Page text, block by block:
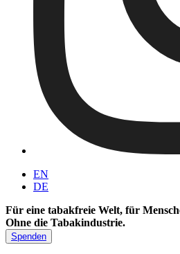
EN
DE
Für eine tabakfreie Welt, für
Ohne die Tabakindustrie.
Spenden